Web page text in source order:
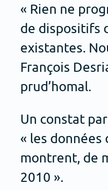
« Rien ne
de dispositifs
existantes.
François
prud’homal.
Un constat
« les
montrent, de
2010 ».